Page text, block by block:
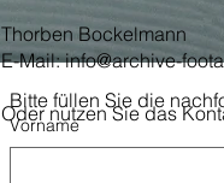
Bitte füllen Sie die
Vorname
Thorben Bockelmann
E-Mail:info@archive-
Oder nutzen Sie das